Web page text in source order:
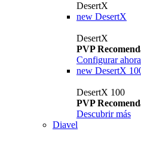
DesertX
new DesertX
DesertX
PVP
Configurar ahora
new DesertX
DesertX 100
PVP
Descubrir más
Diavel